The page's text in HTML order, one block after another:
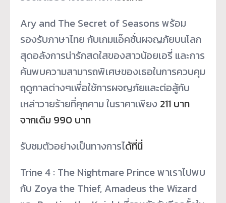
Ary and The Secret of Seasons พร้อม
รองรับภาษาไทย กับเกมแอ็คชั่นผจญภัยบนโลก
สุดอลังการน่ารักสดใสของสาวน้อยเอรี่ และการ
ค้นพบความสามารถพิเศษของเธอในการควบคุม
ฤดูกาลต่างๆเพื่อใช้การผจญภัยและต่อสู้กับ
เหล่าวายร้ายที่คุกคาม ในราคาเพียง 211 บาท
จากเดิม 990 บาท
รับชมตัวอย่างเป็นทางการได้ที่นี่
Trine 4 : The Nightmare Prince พาเราไปพบ
กับ Zoya the Thief, Amadeus the Wizard